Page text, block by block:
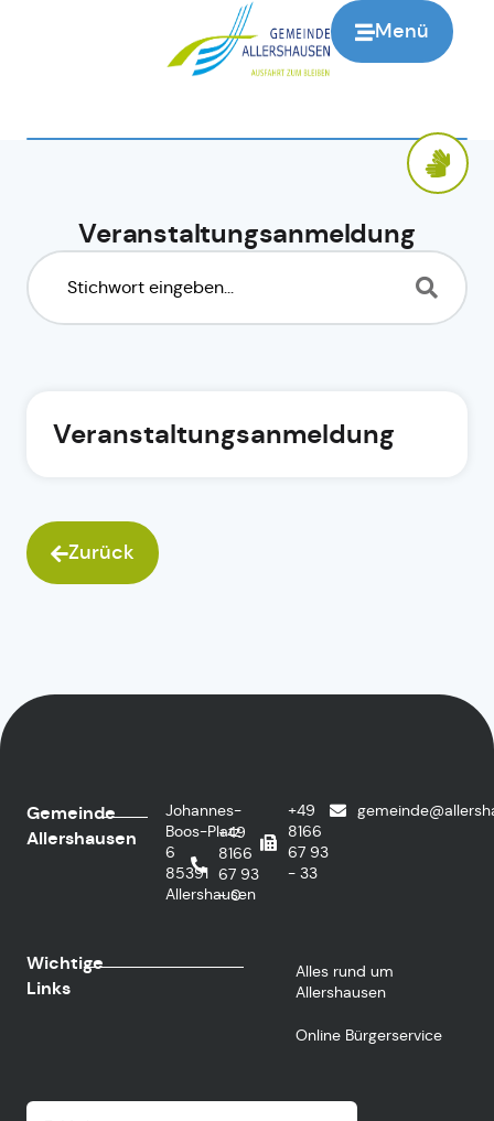
Menü
Veranstaltungsanmeldung
Veranstaltungsanmeldung
Zurück
Gemeinde
Allershausen
Johannes-
Boos-Platz
6
85391
Allershausen
+49
8166
67 93
- 0
+49
8166
67 93
- 33
Wichtige
Links
Alles rund um
Allershausen
Online Bürgerservice